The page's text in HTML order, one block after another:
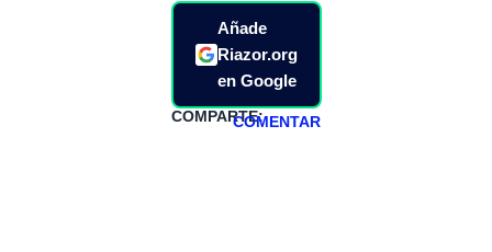
Añade
Riazor.org
en Google
COMPARTE:COMENTAR